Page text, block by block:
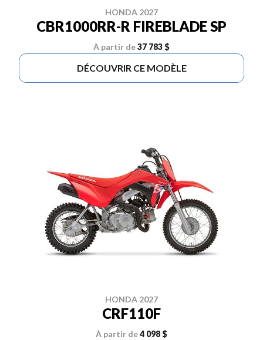
HONDA 2027
CBR1000RR-R FIREBLADE SP
À partir de37 783 $
DÉCOUVRIR CE MODÈLE
HONDA 2027
CRF110F
À partir de4 098 $